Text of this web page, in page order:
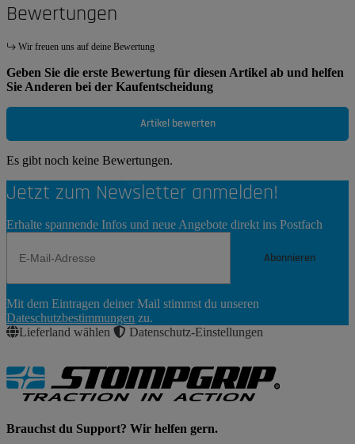
Bewertungen
Wir freuen uns auf deine Bewertung
Geben Sie die erste Bewertung für diesen Artikel ab und helfen
Sie Anderen bei der Kaufentscheidung
Artikel bewerten
Es gibt noch keine Bewertungen.
Jetzt zum Newsletter anmelden!
Erhalte spannende Infos und neue Angebote direkt ins Postfach
Abonnieren
Abonnieren
Mit dem Eintragen deiner Mail stimmst du unseren
Dateschutzbestimmungen zu.
Lieferland wählen
Datenschutz-Einstellungen
Brauchst du Support? Wir helfen gern.